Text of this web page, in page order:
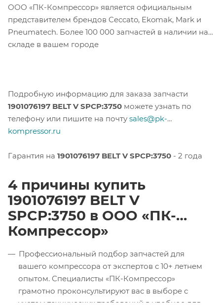
ООО «ПК-Компрессор» является официальным
представителем брендов Ceccato, Ekomak, Mark и
Pneumatech. Более 100 000 запчастей в наличии на
складе в вашем городе
Подробную информацию для заказа запчасти
1901076197 BELT V SPCP:3750 можете узнать по
телефону или пишите на почту sales@pk-
kompressor.ru
Гарантия на 1901076197 BELT V SPCP:3750 - 2 года
4 причины купить
1901076197 BELT V
SPCP:3750 в ООО «ПК-
Компрессор»
Профессиональный подбор запчастей для
вашего компрессора от экспертов с 10+ летнем
опытом. Специалисты «ПК-Компрессор»
грамотно проконсультируют вас в выборе с